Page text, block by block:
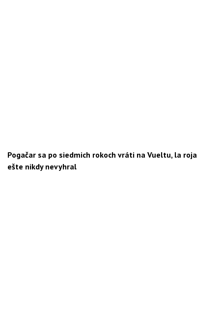
Pogačar sa po siedmich rokoch vráti na Vueltu, la roja
ešte nikdy nevyhral